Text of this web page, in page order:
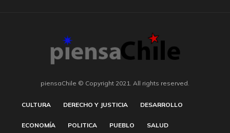
piensaChile © Copyright 2021. All rights reserved.
CULTURA DERECHO Y JUSTICIA DESARROLLO
ECONOMÍA POLITICA PUEBLO SALUD